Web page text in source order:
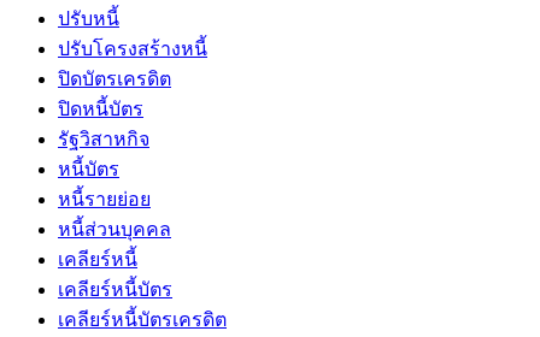
ปรับหนี้
ปรับโครงสร้างหนี้
ปิดบัตรเครดิต
ปิดหนี้บัตร
รัฐวิสาหกิจ
หนี้บัตร
หนี้รายย่อย
หนี้ส่วนบุคคล
เคลียร์หนี้
เคลียร์หนี้บัตร
เคลียร์หนี้บัตรเครดิต